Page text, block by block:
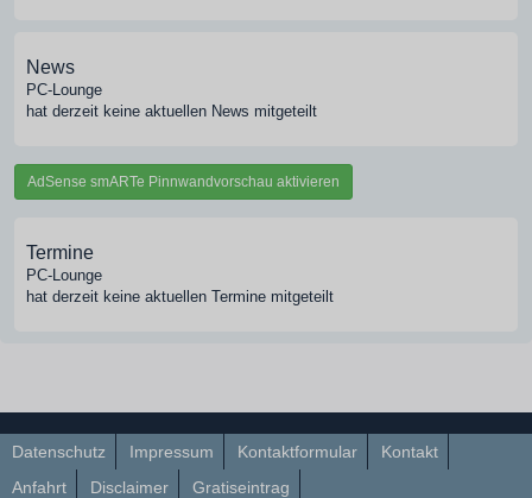
News
PC-Lounge
hat derzeit keine aktuellen News mitgeteilt
AdSense smARTe Pinnwandvorschau aktivieren
Termine
PC-Lounge
hat derzeit keine aktuellen Termine mitgeteilt
Datenschutz Impressum Kontaktformular
Kontakt
Anfahrt
Disclaimer Gratiseintrag